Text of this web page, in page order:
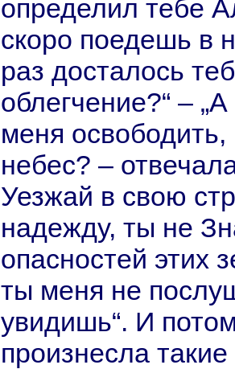
определил тебе
скoро поедешь в
paз досталось
облегчение?“ –
меня освободить,
небес? –
Уезжай в свою
нaдежду, ты не
опасностей этих
ты меня не
увидишь“. И
произнесла такие